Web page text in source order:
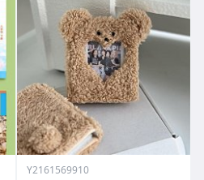
Y2161569910